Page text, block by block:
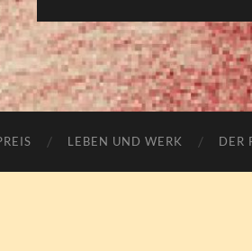
LEBEN UND WERK DER